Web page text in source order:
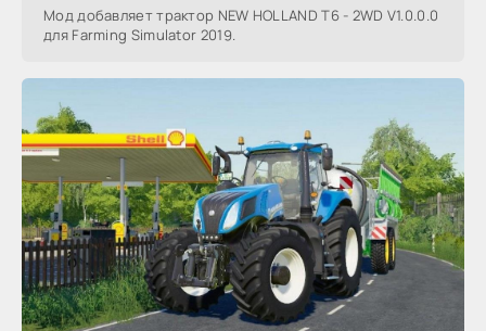
Мод добавляет трактор NEW HOLLAND T6 - 2WD V1.0.0.0
для Farming Simulator 2019.